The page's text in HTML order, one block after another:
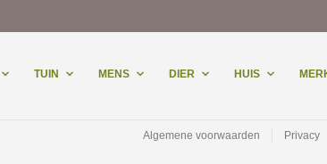
TUIN MENS DIER HUIS
Algemene voorwaarden Privacy